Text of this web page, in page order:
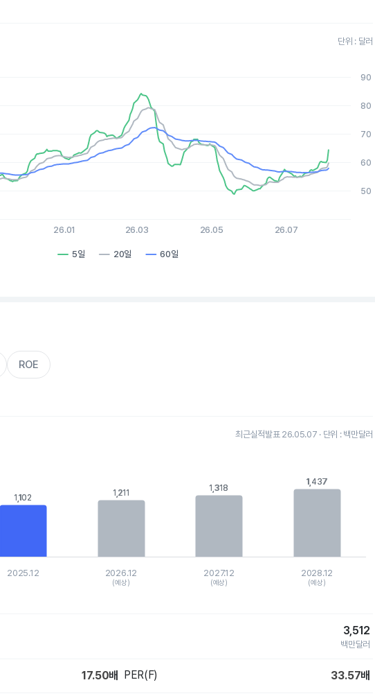
단위 : 달러
Time. Data ranges from 2025-08-06 15:00:00 to 2026-08-04 15:00:00.
values. Data ranges from 48.78 to 84.14.
5일 20일 60일
26.01 26.03 26.05 26.07
50
60
70
80
90
ROE
최근실적발표 26.05.07 · 단위 : 백만달러
values. Data ranges from 975.177 to 1437.24239.
1,102
1,102 1,211
1,211 1,318
1,318
1,437
1,437
2025.12 2026.12
(예상)
2027.12
(예상)
2028.12
(예상)
3,512
백만달러
17.50배 PER(F) 33.57배